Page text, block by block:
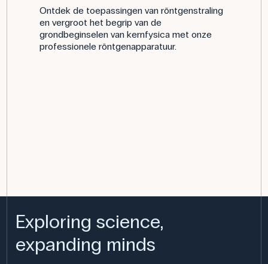
Ontdek de toepassingen van röntgenstraling
en vergroot het begrip van de
grondbeginselen van kernfysica met onze
professionele röntgenapparatuur.
Exploring science,
expanding minds